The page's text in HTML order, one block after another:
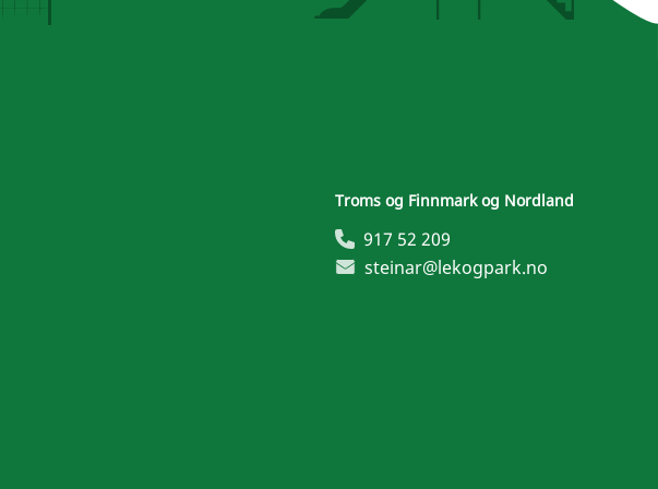
Troms og Finnmark og Nordland
917 52 209
steinar@lekogpark.no